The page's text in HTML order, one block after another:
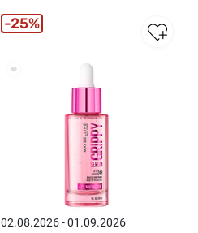
02.08.2026 - 01.09.2026
25%